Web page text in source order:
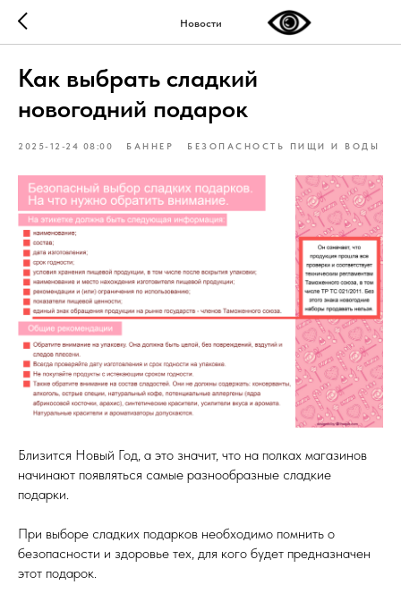
Новости
Как выбрать сладкий
новогодний подарок
2025-12-24 08:00 БАННЕР БЕЗОПАСНОСТЬ ПИЩИ И ВОДЫ
Близится Новый Год, а это значит, что на полках магазинов
начинают появляться самые разнообразные сладкие
подарки.
При выборе сладких подарков необходимо помнить о
безопасности и здоровье тех, для кого будет предназначен
этот подарок.